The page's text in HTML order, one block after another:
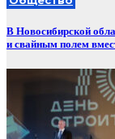
В Новосибирской
и свайным полем